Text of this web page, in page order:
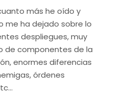
más he oído y
me ha dejado sobre lo
despliegues, muy
de componentes de la
enormes diferencias
órdenes